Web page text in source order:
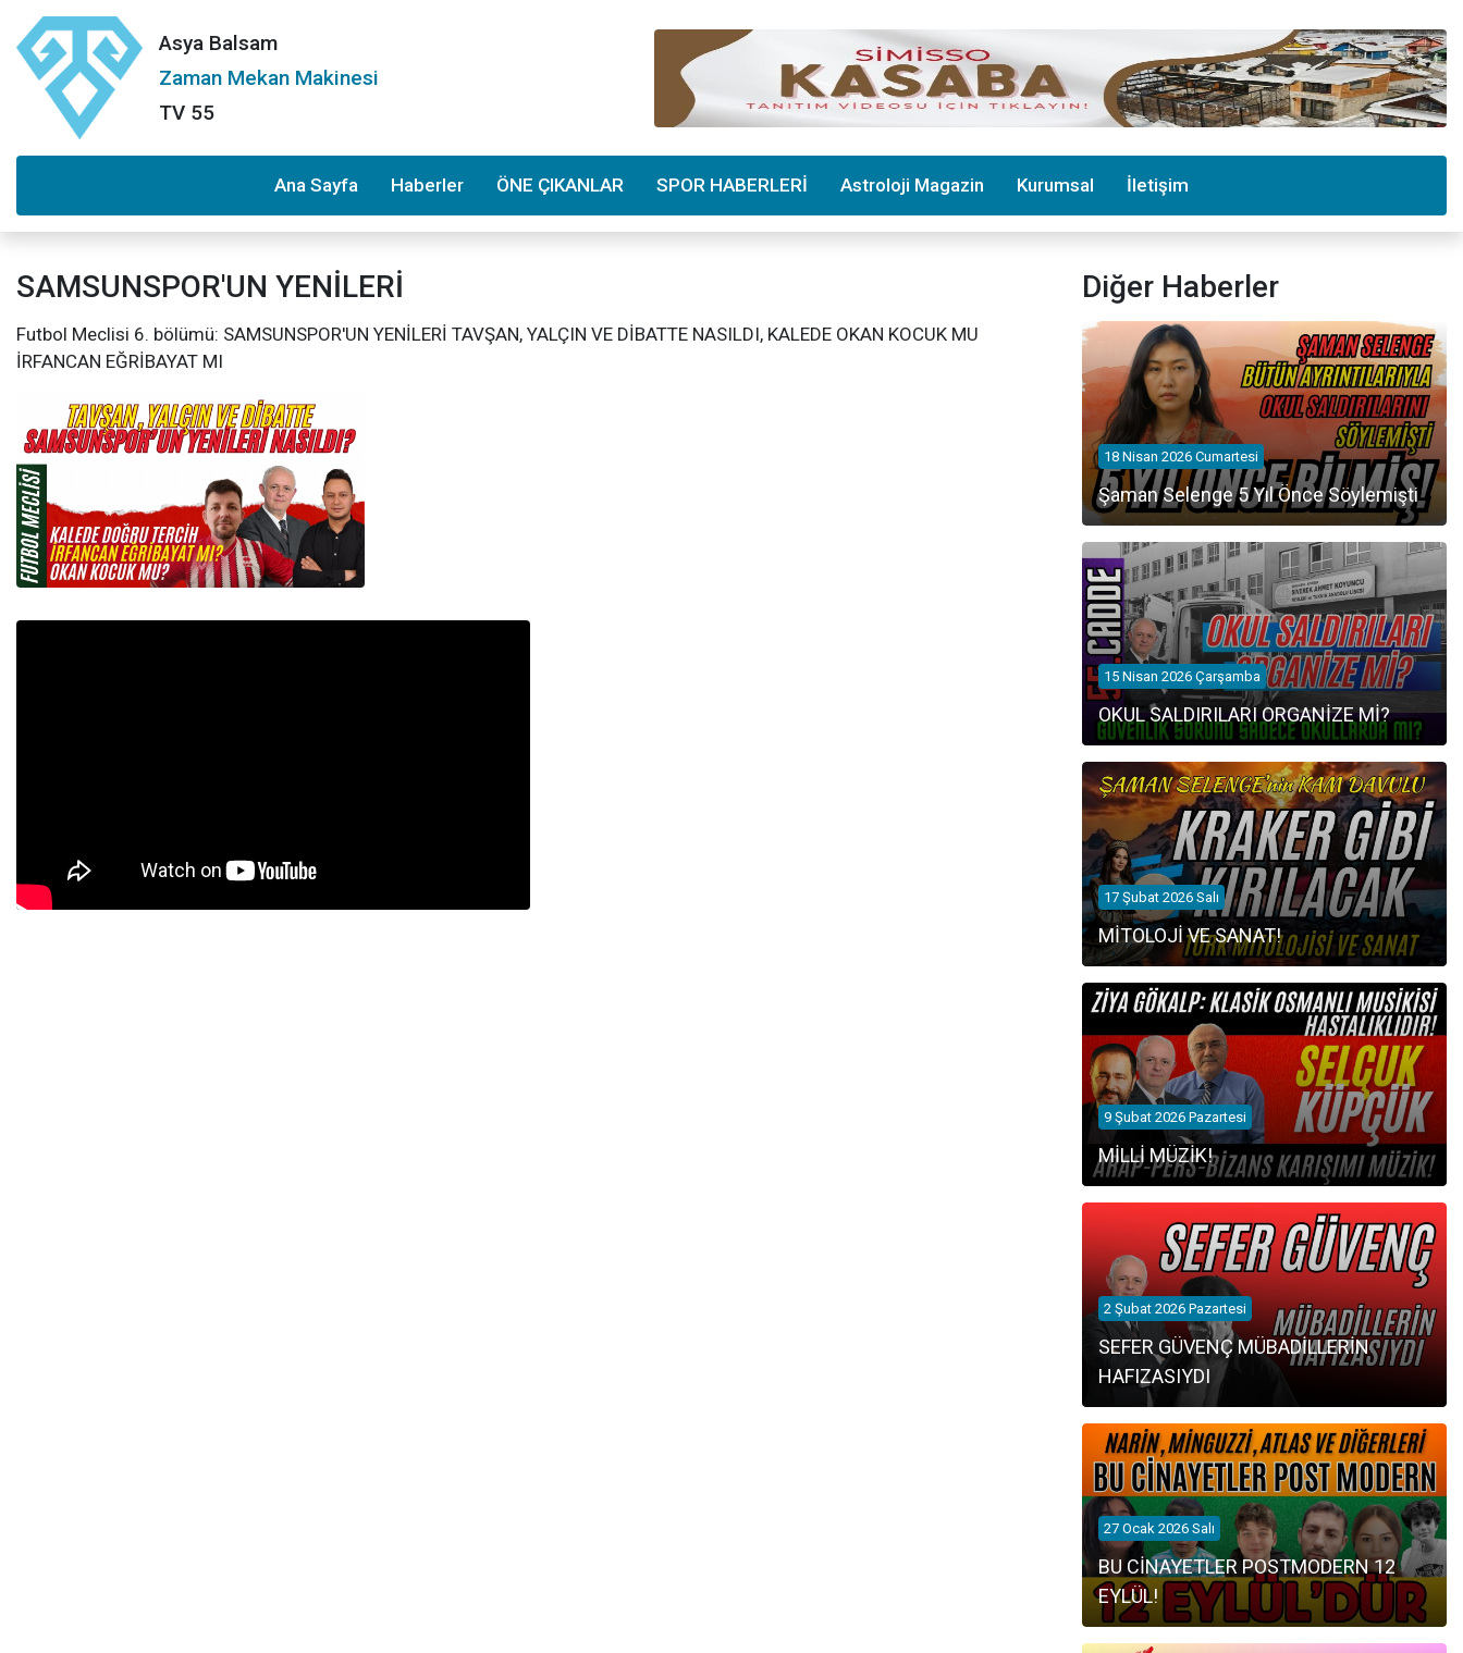
Asya Balsam
Zaman Mekan Makinesi
TV 55
Ana Sayfa Haberler ÖNE ÇIKANLAR SPOR HABERLERİ Astroloji Magazin Kurumsal İletişim
SAMSUNSPOR'UN YENİLERİ
Futbol Meclisi 6. bölümü: SAMSUNSPOR'UN YENİLERİ TAVŞAN, YALÇIN VE DİBATTE NASILDI, KALEDE OKAN KOCUK MU
İRFANCAN EĞRİBAYAT MI
Diğer Haberler
18 Nisan 2026 Cumartesi
Şaman Selenge 5 Yıl Önce Söylemişti
15 Nisan 2026 Çarşamba
OKUL SALDIRILARI ORGANİZE Mİ?
17 Şubat 2026 Salı
MİTOLOJİ VE SANAT!
9 Şubat 2026 Pazartesi
MİLLİ MÜZİK!
2 Şubat 2026 Pazartesi
SEFER GÜVENÇ MÜBADİLLERİN
HAFIZASIYDI
27 Ocak 2026 Salı
BU CİNAYETLER POSTMODERN 12
EYLÜL!